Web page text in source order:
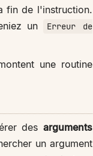
fin de l'instruction.
un
Erreur de
une routine
des arguments
un argument